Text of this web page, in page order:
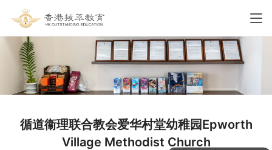
循道衞理联合教会爱华村堂幼稚园Epworth
Village Methodist Church